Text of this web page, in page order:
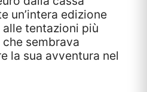
un’intera edizione
tentazioni più
sembrava
la sua avventura nel